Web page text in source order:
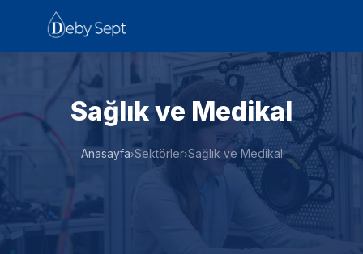
Sağlık ve Medikal
Anasayfa›Sektörler›Sağlık ve Medikal